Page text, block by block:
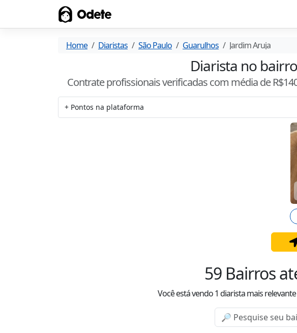
Odete
Home Diaristas São Paulo Guarulhos Jardim Aruja
Diarista no
Contrate profissionais verificadas com média de R$
59 Bairros
Você está vendo1 diarista mais